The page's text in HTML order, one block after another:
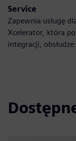
Service
Zapewnia usługę
Xcelerator, która
integracji,